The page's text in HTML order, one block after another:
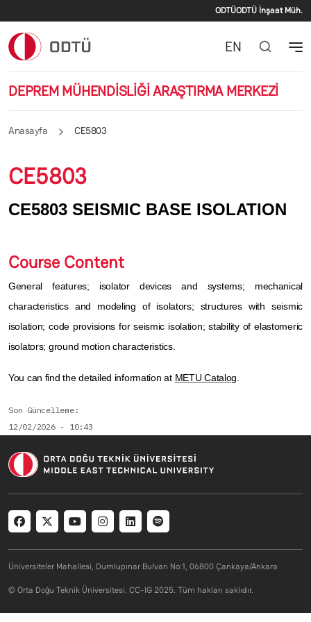
İkincil
ODTÜODTÜ İnşaat Müh.
DEPREM MÜHENDİSLİĞİ ARAŞTIRMA MERKEZİ
EN
Anasayfa CE5803
CE5803
CE5803 SEISMIC BASE ISOLATION
Course Content
General features; isolator devices and systems; mechanical
characteristics and modeling of isolators; structures with seismic
isolation; code provisions for seismic isolation; stability of elastomeric
isolators; ground motion characteristics.
You can find the detailed information at METU Catalog
Son Güncelleme
12/02/2026 - 10:43
Social menu
Üniversiteler Mahallesi, Dumlupınar Bulvarı No:1, 06800 Çankaya/Ankara
© Orta Doğu Teknik Üniversitesi. CC-IG 2025. Tüm hakları saklıdır.